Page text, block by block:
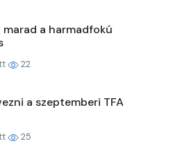
a harmadfokú
22
a szeptemberi TFA
25